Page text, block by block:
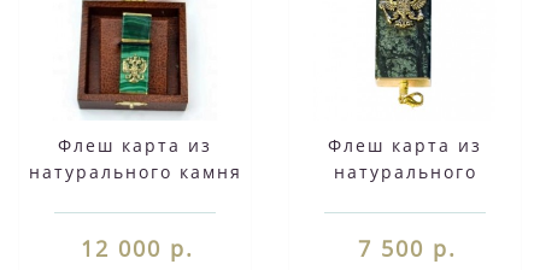
Флеш карта из
натурального камня
12 000 р.
Флеш карта из
натурального
7 500 р.